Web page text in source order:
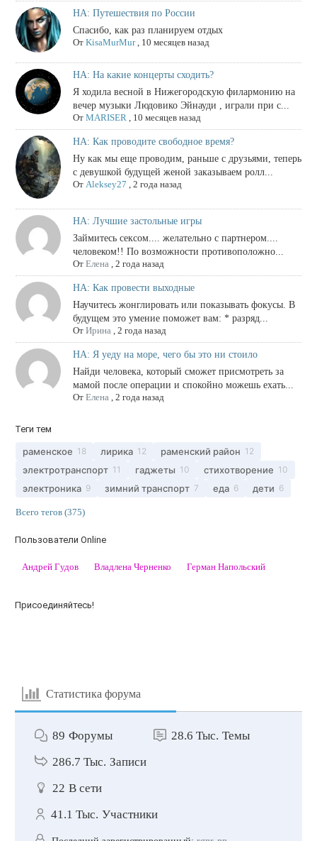
НА: Путешествия по России
Спасибо, как раз планируем отдых
От KisaMurMur, 10 месяцев назад
НА: На какие концерты сходить?
Я ходила весной в Нижегородскую филармонию на
вечер музыки Людовико Эйнауди , играли при с...
От MARISER 10 месяцев назад
НА: Как проводите свободное время?
Ну как мы еще проводим, раньше с друзьями, теперь
с девушкой будущей женой заказываем ролл...
От Aleksey27 2 года назад
НА: Лучшие застольные игры
Займитесь сексом.... желательно с партнером....
человеком!! По возможности противоположно...
От Елена 2 года назад
НА: Как провести выходные
Научитесь жонглировать или показывать фокусы. В
будущем это умение поможет вам: * разряд...
От Ирина 2 года назад
НА: Я уеду на море, чего бы это ни стоило
Найди человека, который сможет присмотреть за
мамой после операции и спокойно можешь ехать...
От Елена 2 года назад
Теги тем
раменское 18 лирика 12 раменский район 12
электротранспорт 11 гаджеты 10 стихотворение 10
электроника 9 зимний транспорт 7 еда 6 дети 6
Всего тегов (375)
Пользователи Online
Андрей Гудов Владлена Черненко Герман Напольский
Присоединяйтесь!
Статистика форума
89 Форумы 28.6 Тыс. Темы
286.7 Тыс. Записи
22 В сети
41.1 Тыс. Участники